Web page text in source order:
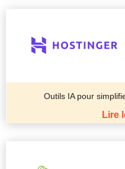
Outils IA pour
Lire